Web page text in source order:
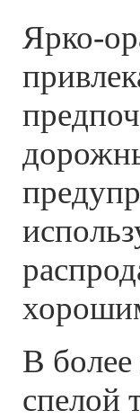
Ярко-
В
спелой